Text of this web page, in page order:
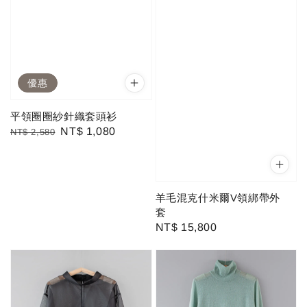
優惠
平領圈圈紗針織套頭衫
Regular
NT$ 2,580 Sale
NT$ 1,080
羊毛混克什米爾V領綁帶外
套
Regular
NT$ 15,800